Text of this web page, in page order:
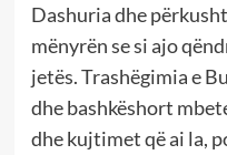
Dashuria dhe
mënyrën se si ajo
jetës. Trashëgimia e
dhe bashkëshort
dhe kujtimet që ai la,